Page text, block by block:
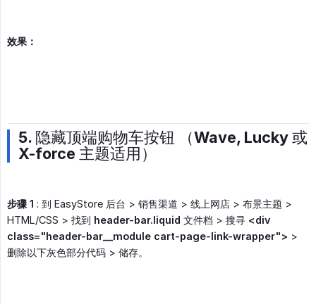
效果：
5. 隐藏顶端购物车按钮 （Wave, Lucky 或
X-force 主题适用）
步骤 1 : 到 EasyStore 后台 > 销售渠道 > 线上网店 > 布景主题 >
HTML/CSS > 找到 header-bar.liquid 文件档 > 搜寻 <div
class="header-bar__module cart-page-link-wrapper"> >
删除以下灰色部分代码 > 储存。